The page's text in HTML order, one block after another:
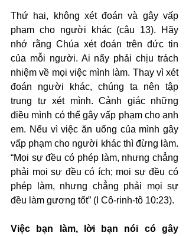
Thứ hai, không xét đoán và gây vấp
phạm cho người khác (câu 13). Hãy
nhớ rằng Chúa xét đoán trên đức tin
của mỗi người. Ai nấy phải chịu trách
nhiệm về mọi việc mình làm. Thay vì xét
đoán người khác, chúng ta nên tập
trung tự xét mình. Cảnh giác những
điều mình có thể gây vấp phạm cho anh
em. Nếu vì việc ăn uống của mình gây
vấp phạm cho người khác thì đừng làm.
“Mọi sự đều có phép làm, nhưng chẳng
phải mọi sự đều có ích; mọi sự đều có
phép làm, nhưng chẳng phải mọi sự
đều làm gương tốt” (I Cô-rinh-tô 10:23).
Việc bạn làm, lời bạn nói có gây